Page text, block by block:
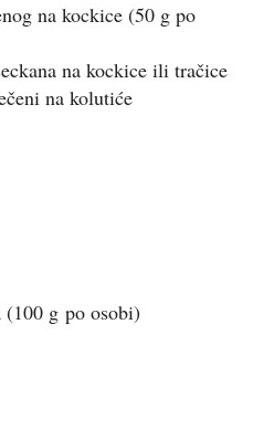
na kockice (50 g po
na kockice ili tračice
na kolutiće
(100 g po osobi)